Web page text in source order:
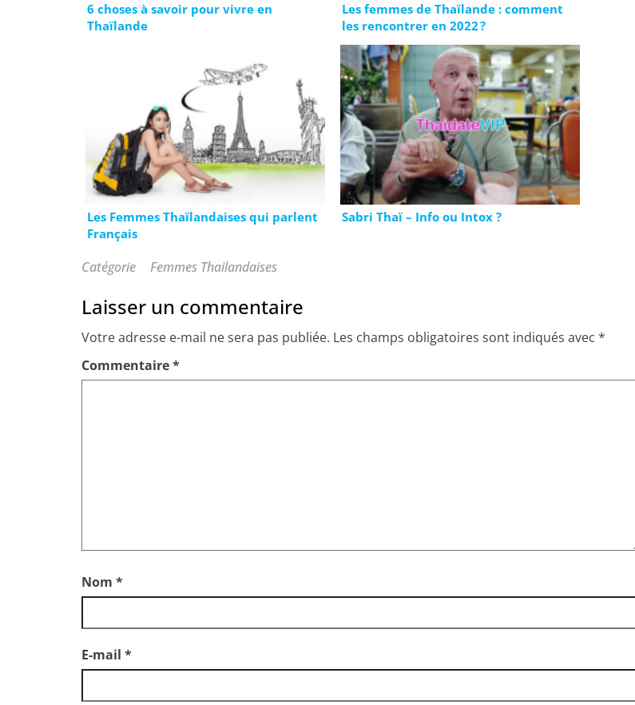
6 choses à savoir pour vivre en
Thaïlande
Les femmes de Thaïlande : comment
les rencontrer en 2022 ?
Les Femmes Thaïlandaises qui parlent
Français
Sabri Thaï – Info ou Intox ?
Catégorie Femmes Thailandaises
Laisser un commentaire
Votre adresse e-mail ne sera pas publiée. Les champs obligatoires sont indiqués avec *
Commentaire*
Nom *
E-mail *